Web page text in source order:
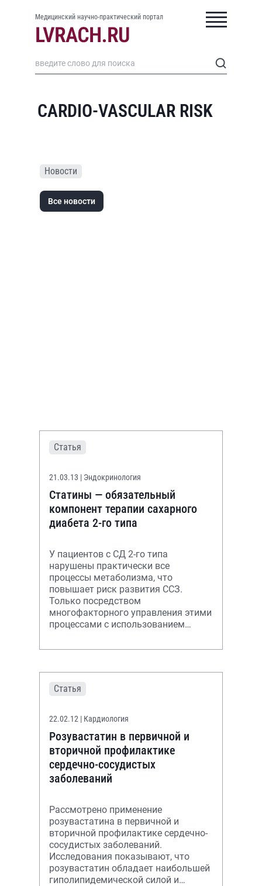
Медицинский научно-практический портал
CARDIO-VASCULAR RISK
Новости
Все новости
Статья
21.03.13 | Эндокринология
Статины — обязательный
компонент терапии сахарного
диабета 2-го типа
У пациентов с СД 2-го типа
нарушены практически все
процессы метаболизма, что
повышает риск развития ССЗ.
Только посредством
многофакторного управления этими
процессами с использованием
смертность пациентов и увеличить
Статья
22.02.12 | Кардиология
Розувастатин в первичной и
вторичной профилактике
сердечно-сосудистых
заболеваний
Рассмотрено применение
розувастатина в первичной и
вторичной профилактике сердечно-
сосудистых заболеваний.
Исследования показывают, что
розувастатин обладает наибольшей
гиполипидемической силой и